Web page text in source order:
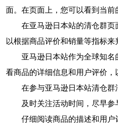
面。在页面上，您可以看到当前
在亚马逊日本站的清仓群
以根据商品评价和销量等指标来
亚马逊日本站作为全球知
看商品的详细信息和用户评价，
在参与亚马逊日本站清仓群
及时关注活动时间，尽早参
仔细阅读商品的描述和用户